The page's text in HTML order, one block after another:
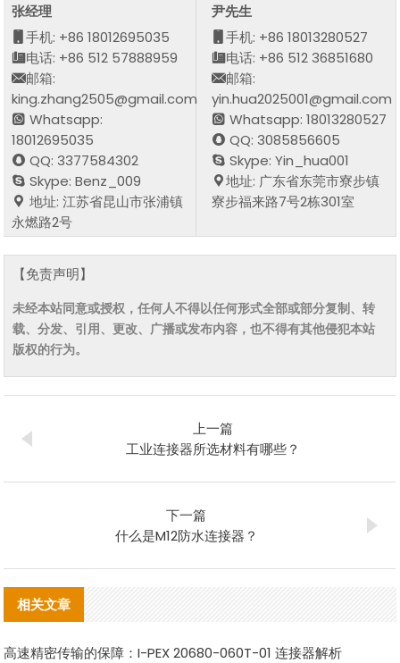
张经理
手机: +86 18012695035
电话: +86 512 57888959
邮箱:
king.zhang2505@gmail.com
Whatsapp:
18012695035
QQ: 3377584302
Skype: Benz_009
地址: 江苏省昆山市张浦镇
永燃路2号
尹先生
手机: +86 18013280527
电话: +86 512 36851680
邮箱:
yin.hua2025001@gmail.com
Whatsapp: 18013280527
QQ: 3085856605
Skype: Yin_hua001
地址: 广东省东莞市寮步镇
寮步福来路7号2栋301室
【免责声明】
未经本站同意或授权，任何人不得以任何形式全部或部分复制、转
载、分发、引用、更改、广播或发布内容，也不得有其他侵犯本站
版权的行为。
上一篇
工业连接器所选材料有哪些？
下一篇
什么是M12防水连接器？
相关文章
高速精密传输的保障：I-PEX 20680-060T-01 连接器解析